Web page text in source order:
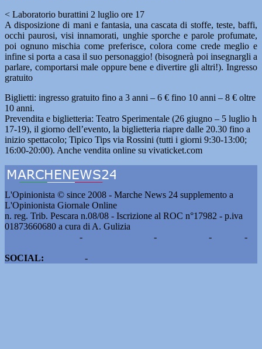
< Laboratorio burattini 2 luglio ore 17
A disposizione di mani e fantasia, una cascata di stoffe, teste, baffi,
occhi paurosi, visi innamorati, unghie sporche e parole profumate,
poi ognuno mischia come preferisce, colora come crede meglio e
infine si porta a casa il suo personaggio! (bisognerà poi insegnargli a
parlare, comportarsi male oppure bene e divertire gli altri!). Ingresso
gratuito
Biglietti: ingresso gratuito fino a 3 anni – 6 € fino 10 anni – 8 € oltre
10 anni.
Prevendita e biglietteria: Teatro Sperimentale (26 giugno – 5 luglio h
17-19), il giorno dell’evento, la biglietteria riapre dalle 20.30 fino a
inizio spettacolo; Tipico Tips via Rossini (tutti i giorni 9:30-13:00;
16:00-20:00). Anche vendita online su vivaticket.com
L'Opinionista © since 2008 - Marche News 24 supplemento a
L'Opinionista Giornale Online
n. reg. Trib. Pescara n.08/08 - Iscrizione al ROC n°17982 - p.iva
01873660680 a cura di A. Gulizia
- - -
-
SOCIAL:
-